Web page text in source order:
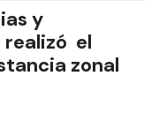
y
realizó el
zonal